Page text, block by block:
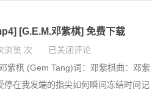
[G.E.M.邓紫棋] 免费下载
浏览 次 已关闭评论
紫棋 (Gem Tang)词：邓紫棋曲：邓紫
在我发端的指尖如何瞬间冻结时间记